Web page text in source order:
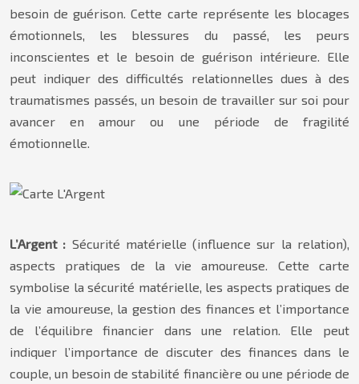
besoin de guérison. Cette carte représente les blocages
émotionnels, les blessures du passé, les peurs
inconscientes et le besoin de guérison intérieure. Elle
peut indiquer des difficultés relationnelles dues à des
traumatismes passés, un besoin de travailler sur soi pour
avancer en amour ou une période de fragilité
émotionnelle.
L’Argent : Sécurité matérielle (influence sur la relation),
aspects pratiques de la vie amoureuse. Cette carte
symbolise la sécurité matérielle, les aspects pratiques de
la vie amoureuse, la gestion des finances et l’importance
de l’équilibre financier dans une relation. Elle peut
indiquer l’importance de discuter des finances dans le
couple, un besoin de stabilité financière ou une période de